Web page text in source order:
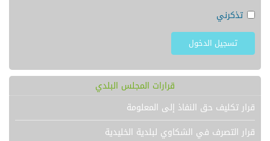
تذكرني
تسجيل الدخول
قرارات المجلس البلدي
قرار تكليف حق النفاذ إلى المعلومة
قرار التصرف في الشكاوي لبلدية الخليدية